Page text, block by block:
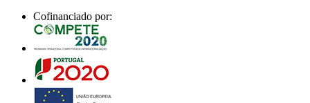
Cofinanciado por: